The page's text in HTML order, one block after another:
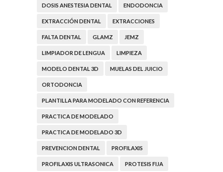
DOSIS ANESTESIA DENTAL ENDODONCIA
EXTRACCIÓN DENTAL EXTRACCIONES
FALTA DENTAL GLAMZ JEMZ
LIMPIADOR DE LENGUA LIMPIEZA
MODELO DENTAL 3D MUELAS DEL JUICIO
ORTODONCIA
PLANTILLA PARA MODELADO CON REFERENCIA
PRACTICA DE MODELADO
PRACTICA DE MODELADO 3D
PREVENCION DENTAL PROFILAXIS
PROFILAXIS ULTRASONICA PROTESIS FIJA